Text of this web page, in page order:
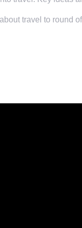
travel to round